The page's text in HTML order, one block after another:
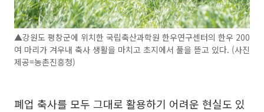
▲강원도 평창군에 위치한 국립축산과학원 한우연구센터의 한우 200
여 마리가 겨우내 축사 생활을 마치고 초지에서 풀을 뜯고 있다. (사진
제공=농촌진흥청)
폐업 축사를 모두 그대로 활용하기 어려운 현실도 있